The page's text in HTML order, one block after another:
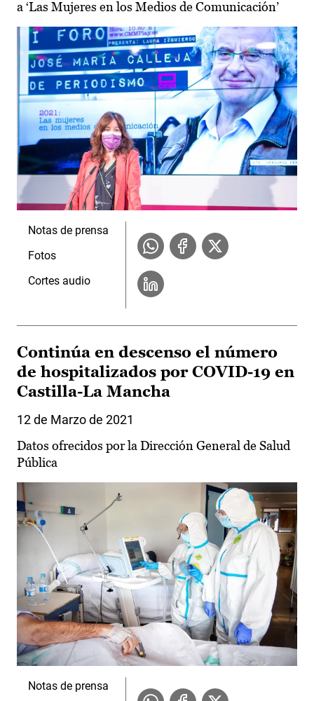
a ‘Las Mujeres en los Medios de Comunicación’
Notas de prensa
Fotos
Cortes audio
Continúa en descenso el número
de hospitalizados por COVID-19 en
Castilla-La Mancha
12 de Marzo de 2021
Datos ofrecidos por la Dirección General de Salud
Pública
Notas de prensa